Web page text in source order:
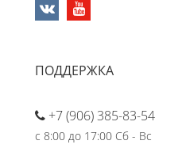
ПОДДЕРЖКА
+7 (906) 385-83-54
с 8:00 до 17:00 Сб - Вс